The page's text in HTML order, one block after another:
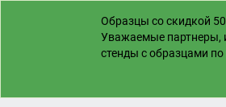
Образцы со скидкой
Уважаемые партнеры,
стенды с образцами